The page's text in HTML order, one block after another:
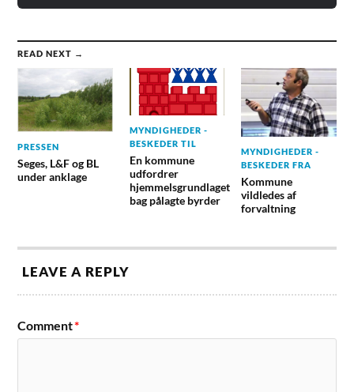
READ NEXT →
PRESSEN
Seges, L&F og BL
under anklage
MYNDIGHEDER -
BESKEDER TIL
En kommune
udfordrer
hjemmelsgrundlaget
bag pålagte byrder
MYNDIGHEDER -
BESKEDER FRA
Kommune
vildledes af
forvaltning
LEAVE A REPLY
Comment*